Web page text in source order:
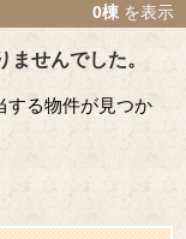
0棟 を表示
せんでした。
する物件が見つか